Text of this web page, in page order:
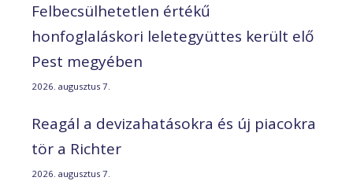
Felbecsülhetetlen értékű
honfoglaláskori leletegyüttes került elő
Pest megyében
2026. augusztus 7.
Reagál a devizahatásokra és új piacokra
tör a Richter
2026. augusztus 7.